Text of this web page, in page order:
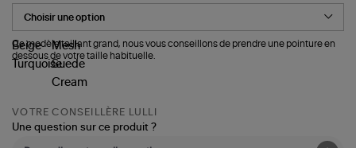
Ce modèle taillant grand, nous vous conseillons de prendre une pointure en
dessous de votre taille habituelle.
VOTRE CONSEILLÈRE LULLI
Une question sur ce produit ?